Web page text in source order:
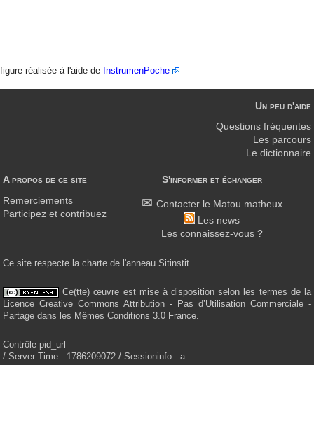
figure réalisée à l'aide de InstrumenPoche
A propos de ce site
Remerciements
Participez et contribuez
S'informer et échanger
Contacter le Matou matheux
Les news
Les connaissez-vous ?
Un peu d'aide
Questions fréquentes
Les parcours
Le dictionnaire
Ce site respecte la charte de l'anneau Sitinstit.
Ce(tte) œuvre est mise à disposition selon les termes de la
Licence Creative Commons Attribution - Pas d’Utilisation Commerciale -
Partage dans les Mêmes Conditions 3.0 France.
Contrôle pid_url
/ Server Time : 1786209072 / Sessioninfo : a